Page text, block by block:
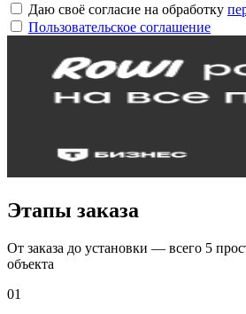
Даю своё согласие на обработку
Пользовательское соглашение
Этапы заказа
От заказа до установки — всего 5
объекта
01